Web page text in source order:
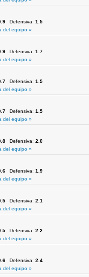
Defensiva: 1.5
del equipo »
Defensiva: 1.7
del equipo »
Defensiva: 1.5
del equipo »
Defensiva: 1.5
del equipo »
Defensiva: 2.0
del equipo »
Defensiva: 1.9
del equipo »
Defensiva: 2.1
del equipo »
Defensiva: 2.2
del equipo »
Defensiva: 2.4
del equipo »